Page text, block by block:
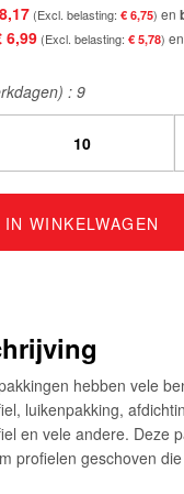
€ 6,75 en
6,99 € 5,78 en
: 9
IN WINKELWAGEN
hebben vele
luikenpakking,
en vele andere. Deze
profielen geschoven